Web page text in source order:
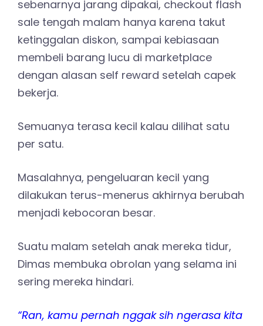
sebenarnya jarang dipakai, checkout flash
sale tengah malam hanya karena takut
ketinggalan diskon, sampai kebiasaan
membeli barang lucu di marketplace
dengan alasan self reward setelah capek
bekerja.
Semuanya terasa kecil kalau dilihat satu
per satu.
Masalahnya, pengeluaran kecil yang
dilakukan terus-menerus akhirnya berubah
menjadi kebocoran besar.
Suatu malam setelah anak mereka tidur,
Dimas membuka obrolan yang selama ini
sering mereka hindari.
“Ran, kamu pernah nggak sih ngerasa kita